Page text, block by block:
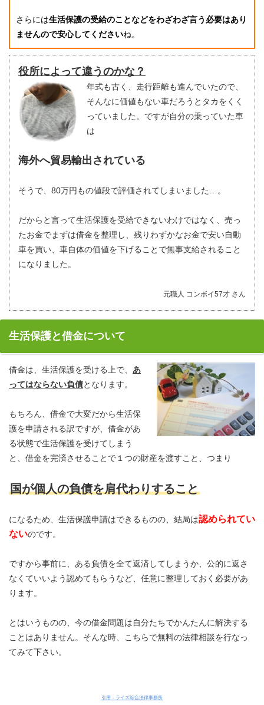
さらには生活保護の受給のことなどをわざわざ言う必要はあり
ませんので安心してくださいね。
役所によって違うのかな？
年式も古く、走行距離も進んでいたので、
そんなに価値もない車だろうとタカをくく
っていました。ですが自分の乗っていた車
は
海外へ貿易輸出されている
そうで、80万円もの値段で評価されてしまいました…。
だからと言って生活保護を受給できないわけではなく、売っ
たお金でまずは借金を整理し、残りわずかなお金で安い自動
車を買い、車自体の価値を下げることで無事支給されること
になりました。
元職人 コンボイ57才 さん
生活保護と借金について
借金は、生活保護を受ける上で、 あ
ってはならない負債となります。
もちろん、借金で大変だから生活保
護を申請される訳ですが、借金があ
る状態で生活保護を受けてしまう
と、借金を完済させることで１つの財産を渡すこと、つまり
国が個人の負債を肩代わりすること
になるため、生活保護申請はできるものの、結局は認められてい
ないのです。
ですから事前に、ある負債を全て返済してしまうか、公的に返さ
なくていいよう認めてもらうなど、任意に整理しておく必要があ
ります。
とはいうものの、今の借金問題は自分たちでかんたんに解決する
ことはありません。そんな時、こちらで無料の法律相談を行なっ
てみて下さい。
引用：ライズ綜合法律事務所